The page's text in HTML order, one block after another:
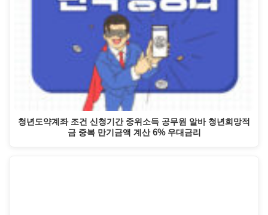
청년도약계좌 조건 신청기간 중위소득 공무원 알바 청년희망적
금 중복 만기금액 계산 6% 우대금리